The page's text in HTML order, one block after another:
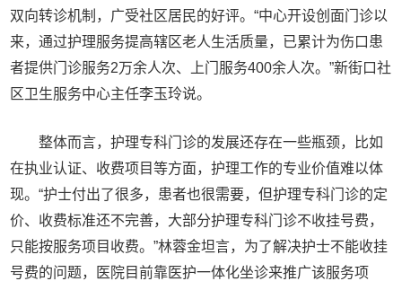
双向转诊机制，广受社区居民的好评。“中心开设创面门诊以
来，通过护理服务提高辖区老人生活质量，已累计为伤口患
者提供门诊服务2万余人次、上门服务400余人次。”新街口社
区卫生服务中心主任李玉玲说。
整体而言，护理专科门诊的发展还存在一些瓶颈，比如
在执业认证、收费项目等方面，护理工作的专业价值难以体
现。“护士付出了很多，患者也很需要，但护理专科门诊的定
价、收费标准还不完善，大部分护理专科门诊不收挂号费，
只能按服务项目收费。”林蓉金坦言，为了解决护士不能收挂
号费的问题，医院目前靠医护一体化坐诊来推广该服务项